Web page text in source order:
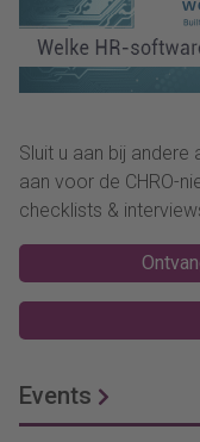
Sluit u aan bij andere
aan voor de CHRO-
checklists &
Events